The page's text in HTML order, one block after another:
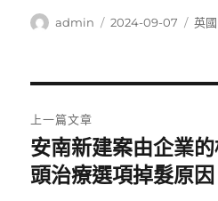
作
admin
發
2024-09-07
分
英
章
導
上一篇文章
上
一
安南新建案由企業
頭治療選項掉髮原因